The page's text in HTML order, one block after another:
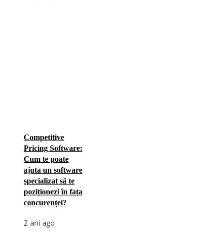
Competitive
Pricing Software:
Cum te poate
ajuta un software
specializat să te
poziționezi în fața
concurenței?
2 ani ago